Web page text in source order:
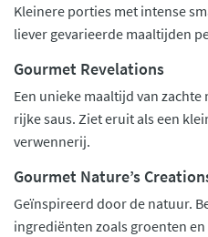
Kleinere porties met intense
liever gevarieerde maaltijden
Gourmet Revelations
Een unieke maaltijd van
rijke saus. Ziet eruit als een
verwennerij.
Gourmet Nature’s
Geïnspireerd door de natuur.
ingrediënten zoals groenten